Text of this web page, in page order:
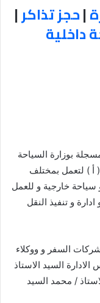
|حجز تذاكر|
داخلية
بوزارة السياحة
1988 بالتصنيف ( أ ) لتعمل بمختلف
خارجية و للعمل
و تنفيذ النقل
السفر و ووكلاء
السيد الاستاذ
/ محمد السيد